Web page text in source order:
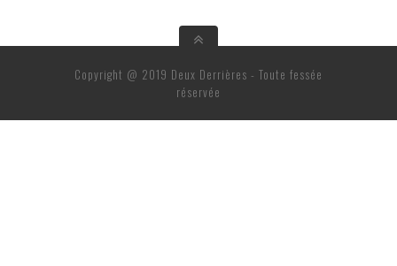
Copyright @ 2019 Deux Derrières - Toute fessée
réservée